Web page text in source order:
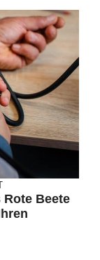
Beete